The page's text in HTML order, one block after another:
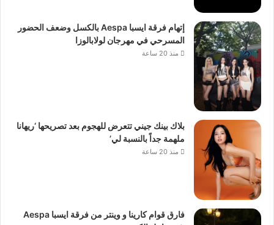
إتهام فرقة ايسبا Aespa بالكسل وضعف الحضور
المسرحي في مهرجان لولابالوزا
منذ 20 ساعة
بلاك بينك جيني تتعرض للهجوم بعد تصريحها ‘ريهانا
ملهمة جداً بالنسبة لي’
منذ 20 ساعة
فارق قوام كارينا و وينتر من فرقة ايسبا Aespa